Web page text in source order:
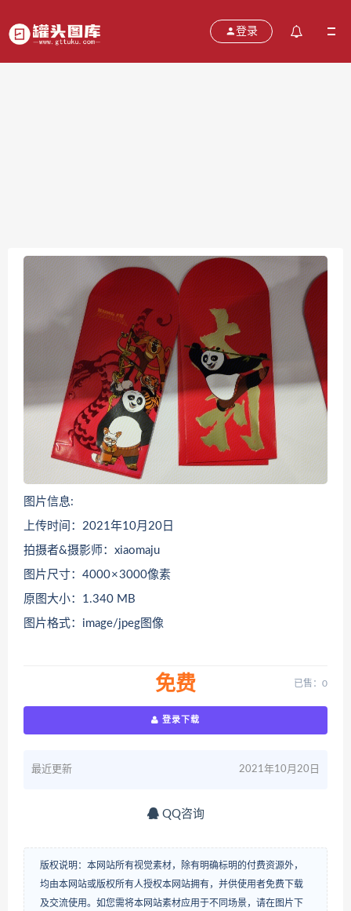
登录
图片信息:
上传时间：2021年10月20日
拍摄者&摄影师：xiaomaju
图片尺寸：4000 × 3000像素
原图大小：1.340 MB
图片格式：image/jpeg图像
免费 已售：0
登录下载
最近更新 2021年10月20日
QQ咨询
版权说明：本网站所有视觉素材，除有明确标明的付费资源外，
均由本网站或版权所有人授权本网站拥有，并供使用者免费下载
及交流使用。如您需将本网站素材应用于不同场景，请在图片下